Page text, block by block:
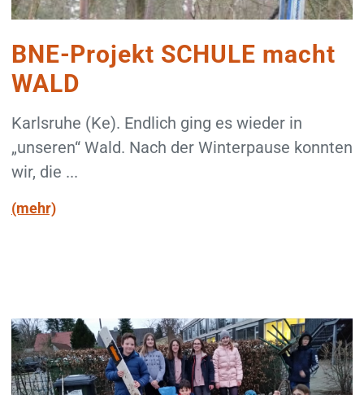
BNE-Projekt SCHULE macht
WALD
Karlsruhe (Ke). Endlich ging es wieder in
„unseren“ Wald. Nach der Winterpause konnten
wir, die ...
(mehr)